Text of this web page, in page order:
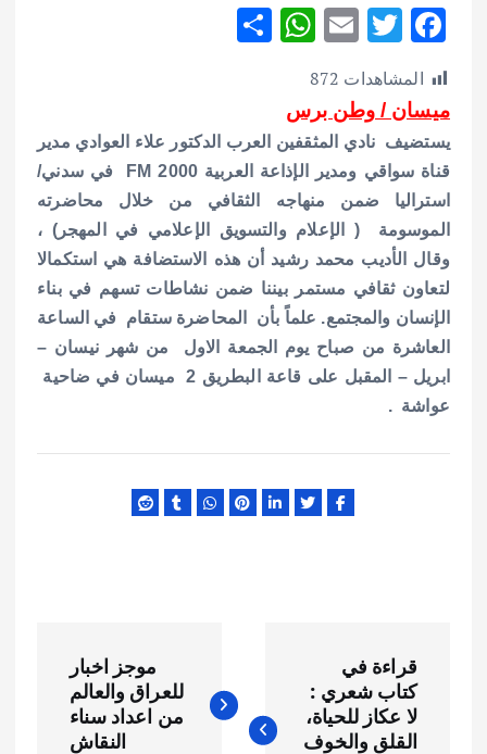
F
ac
e
b
o
o
k
T
w
it
te
r
E
ai
l
W
s
A
p
p
e
المشاهدات 872
ميسان / وطن برس
يستضيف نادي المثقفين العرب
الدكتور علاء العوادي مدير
قناة سواقي ومدير الإذاعة العربية FM 2000 في سدني/
استراليا ضمن منهاجه الثقافي من خلال محاضرته
الموسومة ( الإعلام والتسويق الإعلامي في المهجر) ،
وقال الأديب محمد رشيد أن هذه الاستضافة هي استكمالا
لتعاون ثقافي مستمر بيننا ضمن نشاطات تسهم في بناء
الإنسان والمجتمع. علماً بأن المحاضرة ستقام في الساعة
العاشرة من صباح يوم الجمعة الاول من شهر نيسان –
ابريل – المقبل على قاعة البطريق 2 ميسان في ضاحية
عواشة .
ص
قراءة في
كتاب شعري :
لا عكاز للحياة،
القلق والخوف
موجز اخبار
للعراق والعالم
من اعداد سناء
النقاش